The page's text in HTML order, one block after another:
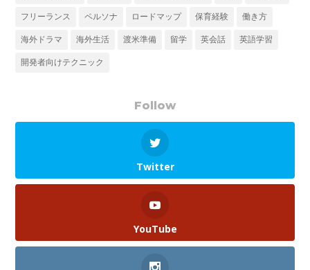
フリーランス ペルソナ ロードマップ 保育経験 働き方
海外ドラマ 海外生活 渡米準備 留学 英会話 英語学習
開発者向けテクニック
Follow
Twitter
YouTube